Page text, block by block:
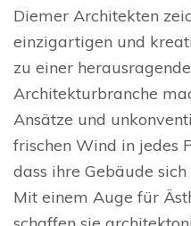
Diemer Architekten
einzigartigen und
zu einer
Architekturbranche
Ansätze und
frischen Wind in jedes
dass ihre Gebäude
Mit einem Auge für